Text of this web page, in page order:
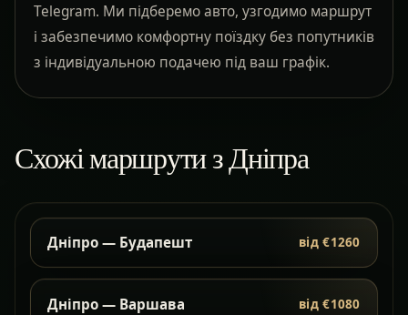
Telegram. Ми підберемо авто, узгодимо маршрут
і забезпечимо комфортну поїздку без попутників
з індивідуальною подачею під ваш графік.
Схожі маршрути з Дніпра
Дніпро — Будапешт від €1260
Дніпро — Варшава від €1080